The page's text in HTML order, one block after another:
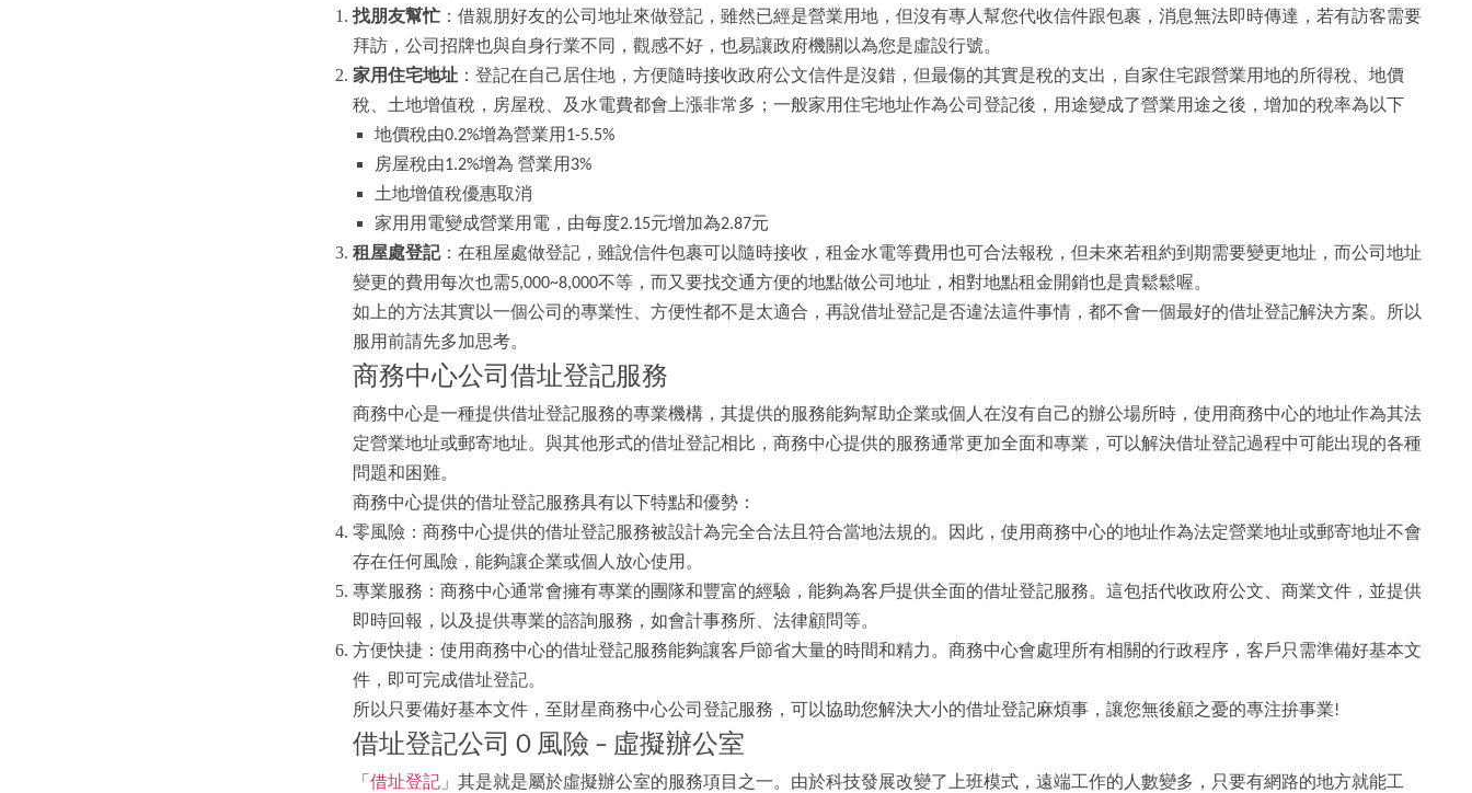
找朋友幫忙：借親朋好友的公司地址來做登記，雖然已經是營業用地，但沒有專人幫您代收信件跟包裹，消息無法即時傳達，若有訪客需要
拜訪，公司招牌也與自身行業不同，觀感不好，也易讓政府機關以為您是虛設行號。
家用住宅地址 ：登記在自己居住地，方便隨時接收政府公文信件是沒錯，但最傷的其實是稅的支出，自家住宅跟營業用地的所得稅、地價
稅、土地增值稅，房屋稅、及水電費都會上漲非常多；一般家用住宅地址作為公司登記後，用途變成了營業用途之後，增加的稅率為以下
地價稅由0.2%增為營業用1-5.5%
房屋稅由1.2%增為 營業用3%
土地增值稅優惠取消
家用用電變成營業用電，由每度2.15元增加為2.87元
租屋處登記：在租屋處做登記，雖說信件包裹可以隨時接收，租金水電等費用也可合法報稅，但未來若租約到期需要變更地址，而公司地址
變更的費用每次也需5,000~8,000不等，而又要找交通方便的地點做公司地址，相對地點租金開銷也是貴鬆鬆喔。
如上的方法其實以一個公司的專業性、方便性都不是太適合，再說借址登記是否違法這件事情，都不會一個最好的借址登記解決方案。所以
服用前請先多加思考。
商務中心公司借址登記服務
商務中心是一種提供借址登記服務的專業機構，其提供的服務能夠幫助企業或個人在沒有自己的辦公場所時，使用商務中心的地址作為其法
定營業地址或郵寄地址。與其他形式的借址登記相比，商務中心提供的服務通常更加全面和專業，可以解決借址登記過程中可能出現的各種
問題和困難。
商務中心提供的借址登記服務具有以下特點和優勢：
零風險：商務中心提供的借址登記服務被設計為完全合法且符合當地法規的。因此，使用商務中心的地址作為法定營業地址或郵寄地址不會
存在任何風險，能夠讓企業或個人放心使用。
專業服務：商務中心通常會擁有專業的團隊和豐富的經驗，能夠為客戶提供全面的借址登記服務。這包括代收政府公文、商業文件，並提供
即時回報，以及提供專業的諮詢服務，如會計事務所、法律顧問等。
方便快捷：使用商務中心的借址登記服務能夠讓客戶節省大量的時間和精力。商務中心會處理所有相關的行政程序，客戶只需準備好基本文
件，即可完成借址登記。
所以只要備好基本文件，至財星商務中心公司登記服務，可以協助您解決大小的借址登記麻煩事，讓您無後顧之憂的專注拚事業!
借址登記公司０風險 – 虛擬辦公室
「 借址登記 」其是就是屬於虛擬辦公室的服務項目之一。由於科技發展改變了上班模式，遠端工作的人數變多，只要有網路的地方就能工